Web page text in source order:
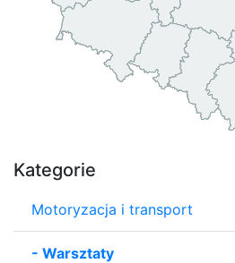
Kategorie
Motoryzacja i transport
- Warsztaty